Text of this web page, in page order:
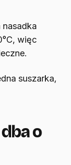
nasadka
więc
suszarka,
o